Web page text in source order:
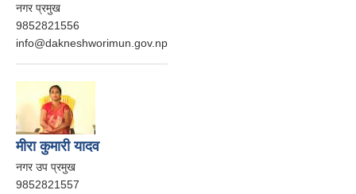
नगर प्रमुख
9852821556
info@dakneshworimun.gov.np
मीरा कुमारी यादव
नगर उप प्रमुख
9852821557